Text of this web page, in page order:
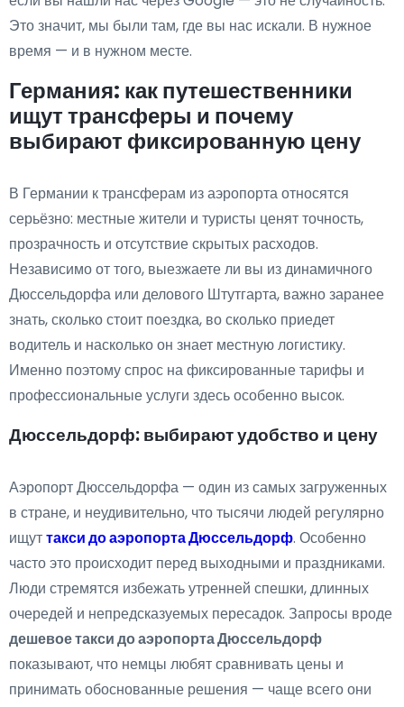
Это значит, мы были там, где вы нас искали. В нужное
время — и в нужном месте.
Германия: как путешественники
ищут трансферы и почему
выбирают фиксированную цену
В Германии к трансферам из аэропорта относятся
серьёзно: местные жители и туристы ценят точность,
прозрачность и отсутствие скрытых расходов.
Независимо от того, выезжаете ли вы из динамичного
Дюссельдорфа или делового Штутгарта, важно заранее
знать, сколько стоит поездка, во сколько приедет
водитель и насколько он знает местную логистику.
Именно поэтому спрос на фиксированные тарифы и
профессиональные услуги здесь особенно высок.
Дюссельдорф: выбирают удобство и цену
Аэропорт Дюссельдорфа — один из самых загруженных
в стране, и неудивительно, что тысячи людей регулярно
ищуттакси до аэропорта Дюссельдорф. Особенно
часто это происходит перед выходными и праздниками.
Люди стремятся избежать утренней спешки, длинных
очередей и непредсказуемых пересадок. Запросы вроде
дешевое такси до аэропорта Дюссельдорф
показывают, что немцы любят сравнивать цены и
принимать обоснованные решения — чаще всего они